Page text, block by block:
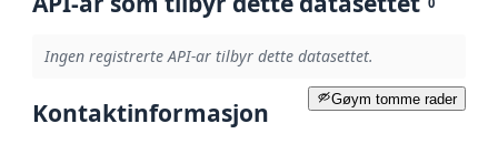
Ingen registrerte API-ar tilbyr dette datasettet.
Gøym tomme rader
Kontaktinformasjon